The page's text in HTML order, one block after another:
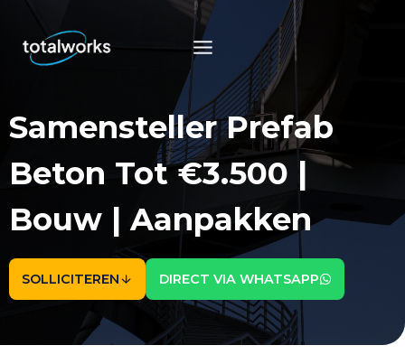
Doorgaan
inhoud
Samensteller Prefab
Beton Tot €3.500 |
Bouw | Aanpakken
SOLLICITEREN DIRECT VIA WHATSAPP